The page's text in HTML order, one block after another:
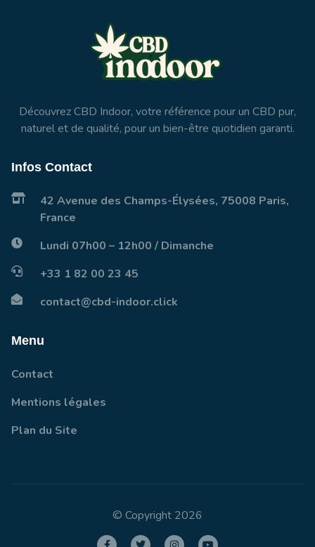
Découvrez CBD Indoor, votre référence pour un CBD pur,
naturel et de qualité, pour un bien-être quotidien garanti.
Infos Contact
42 Avenue des Champs-Élysées, 75008 Paris,
France
Lundi 07h00 – 12h00 / Dimanche
+33 1 82 00 23 45
contact@cbd-indoor.click
Menu
Contact
Mentions légales
Plan du Site
© Copyright 2026